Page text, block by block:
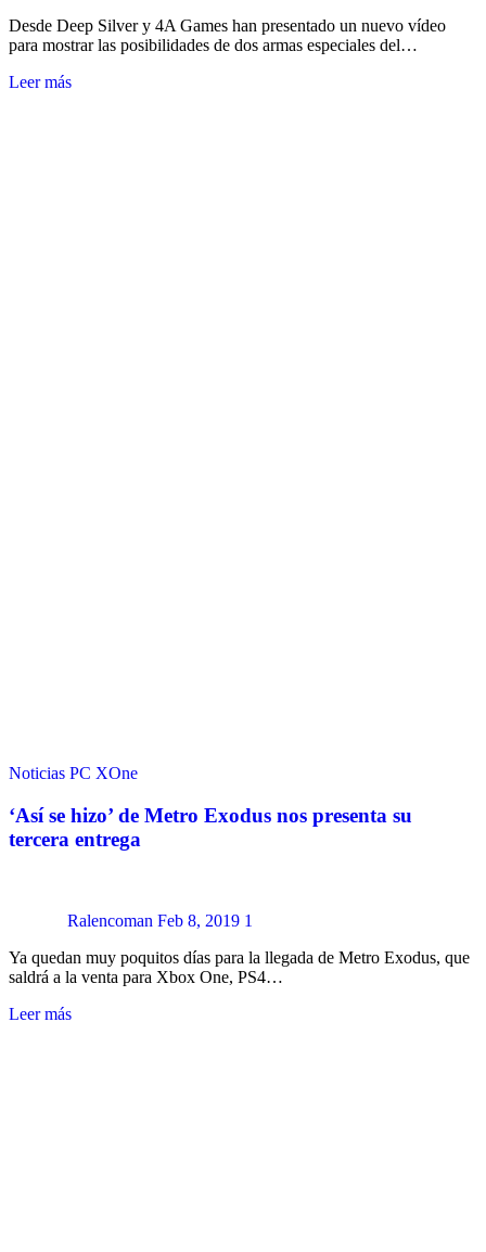
Desde Deep Silver y 4A Games han presentado un nuevo vídeo
para mostrar las posibilidades de dos armas especiales del…
Leer más
Noticias PC XOne
‘Así se hizo’ de Metro Exodus nos presenta su
tercera entrega
Ralencoman Feb 8, 2019 1
Ya quedan muy poquitos días para la llegada de Metro Exodus, que
saldrá a la venta para Xbox One, PS4…
Leer más